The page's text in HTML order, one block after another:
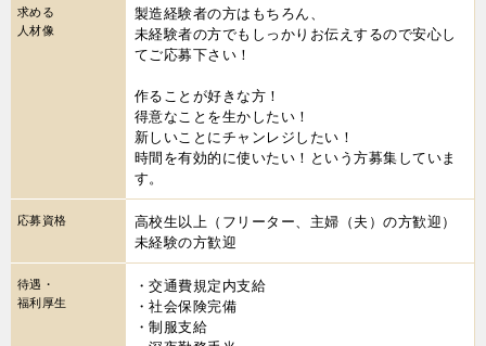
求める
人材像
製造経験者の方はもちろん、
未経験者の方でもしっかりお伝えするので安心し
てご応募下さい！
作ることが好きな方！
得意なことを生かしたい！
新しいことにチャンレジしたい！
時間を有効的に使いたい！という方募集していま
す。
応募資格
高校生以上（フリーター、主婦（夫）の方歓迎）
未経験の方歓迎
待遇・
福利厚生
・交通費規定内支給
・社会保険完備
・制服支給